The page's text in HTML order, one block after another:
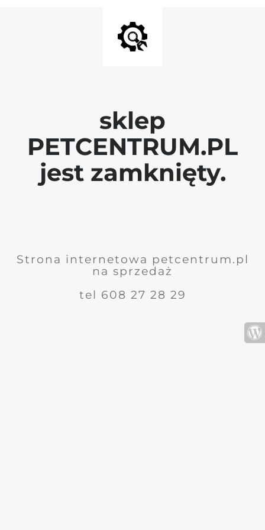
sklep
PETCENTRUM.PL
jest zamknięty.
Strona internetowa petcentrum.pl
na sprzedaż
tel 608 27 28 29